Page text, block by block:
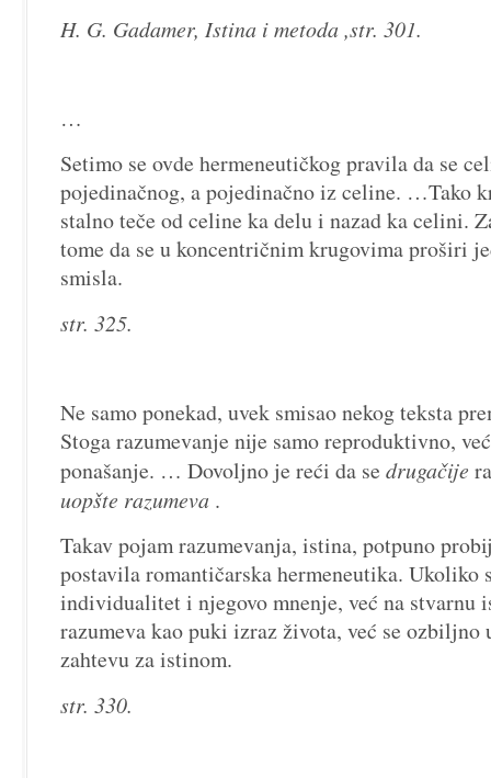
H. G. Gadamer, Istina i metoda ,str. 301.
…
Setimo se ovde hermeneutičkog pravila da se
pojedinačnog, a pojedinačno iz celine. …Tako
stalno teče od celine ka delu i nazad ka celini.
tome da se u koncentričnim krugovima proširi
smisla.
str. 325.
Ne samo ponekad, uvek smisao nekog teksta
Stoga razumevanje nije samo reproduktivno,
ponašanje. … Dovoljno je reći da se drugačije
uopšte razumeva .
Takav pojam razumevanja, istina, potpuno
postavila romantičarska hermeneutika. Ukoliko
individualitet i njegovo mnenje, već na stvarnu
razumeva kao puki izraz života, već se ozbiljno
zahtevu za istinom.
str. 330.